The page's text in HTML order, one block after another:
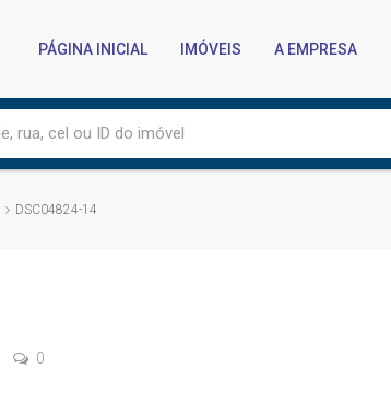
PÁGINA INICIAL IMÓVEIS A EMPRESA
DSC04824-14
0